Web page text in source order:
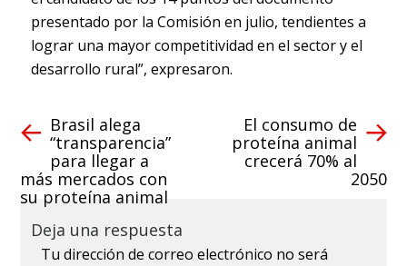
presentado por la Comisión en julio, tendientes a
lograr una mayor competitividad en el sector y el
desarrollo rural”, expresaron.
Brasil alega
“transparencia”
para llegar a
más mercados con
su proteína animal
El consumo de
proteína animal
crecerá 70% al
2050
Deja una respuesta
Tu dirección de correo electrónico no será